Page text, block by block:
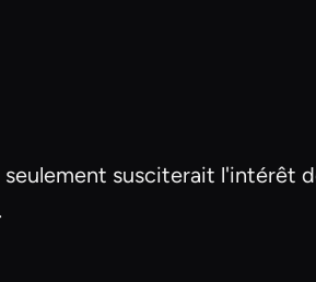
susciterait l'intérêt